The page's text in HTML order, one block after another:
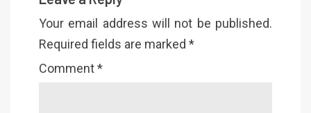
Your email address will not be published.
Required fields are marked *
Comment*